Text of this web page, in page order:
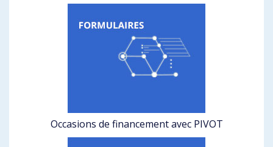
Occasions de financement avec PIVOT